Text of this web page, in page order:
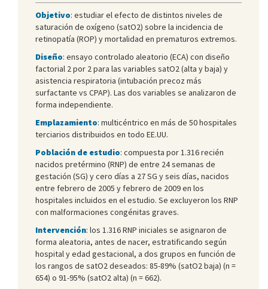
Objetivo: estudiar el efecto de distintos niveles de
saturación de oxígeno (satO2) sobre la incidencia de
retinopatía (ROP) y mortalidad en prematuros extremos.
Diseño: ensayo controlado aleatorio (ECA) con diseño
factorial 2 por 2 para las variables satO2 (alta y baja) y
asistencia respiratoria (intubación precoz más
surfactante vs CPAP). Las dos variables se analizaron de
forma independiente.
Emplazamiento: multicéntrico en más de 50 hospitales
terciarios distribuidos en todo EE.UU.
Población de estudio: compuesta por 1.316 recién
nacidos pretérmino (RNP) de entre 24 semanas de
gestación (SG) y cero días a 27 SG y seis días, nacidos
entre febrero de 2005 y febrero de 2009 en los
hospitales incluidos en el estudio. Se excluyeron los RNP
con malformaciones congénitas graves.
Intervención: los 1.316 RNP iniciales se asignaron de
forma aleatoria, antes de nacer, estratificando según
hospital y edad gestacional, a dos grupos en función de
los rangos de satO2 deseados: 85-89% (satO2 baja) (n =
654) o 91-95% (satO2 alta) (n = 662).